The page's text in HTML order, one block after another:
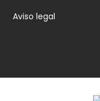
Aviso legal